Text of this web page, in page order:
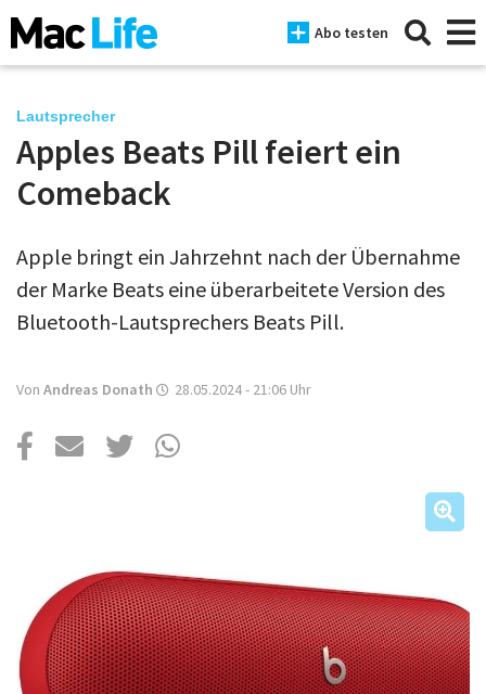
Abo testen
News
Mac
iPad
Tipps
Magazine
Mac Life+
Anmelden
Lautsprecher
Apples Beats Pill feiert ein
Comeback
Apple bringt ein Jahrzehnt nach der Übernahme
der Marke Beats eine überarbeitete Version des
Bluetooth-Lautsprechers Beats Pill.
Von Andreas Donath 28.05.2024 - 21:06 Uhr